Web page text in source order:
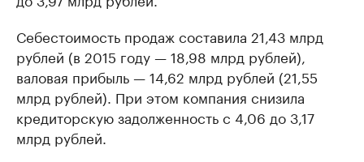
Себестоимость продаж составила 21,43 млрд
рублей (в 2015 году — 18,98 млрд рублей),
валовая прибыль — 14,62 млрд рублей (21,55
млрд рублей). При этом компания снизила
кредиторскую задолженность с 4,06 до 3,17
млрд рублей.